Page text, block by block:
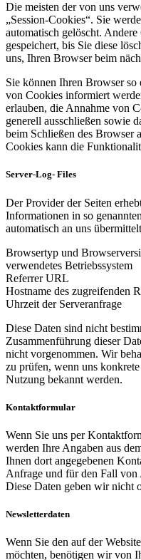
Die meisten der von uns
„Session-Cookies“. Sie
automatisch gelöscht.
gespeichert, bis Sie diese
uns, Ihren Browser beim
Sie können Ihren Browser so
von Cookies informiert
erlauben, die Annahme von
generell ausschließen sowie
beim Schließen des Browser
Cookies kann die
Server-Log- Files
Der Provider der Seiten
Informationen in so
automatisch an uns
Browsertyp und
verwendetes Betriebssystem
Referrer URL
Hostname des zugreifenden
Uhrzeit der Serveranfrage
Diese Daten sind nicht
Zusammenführung dieser
nicht vorgenommen. Wir
zu prüfen, wenn uns
Nutzung bekannt werden.
Kontaktformular
Wenn Sie uns per
werden Ihre Angaben aus
Ihnen dort angegebenen
Anfrage und für den Fall von
Diese Daten geben wir nicht
Newsletterdaten
Wenn Sie den auf der
möchten, benötigen wir von